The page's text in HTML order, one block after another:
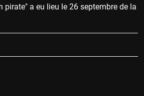
pirate" a eu lieu le 26 septembre de la